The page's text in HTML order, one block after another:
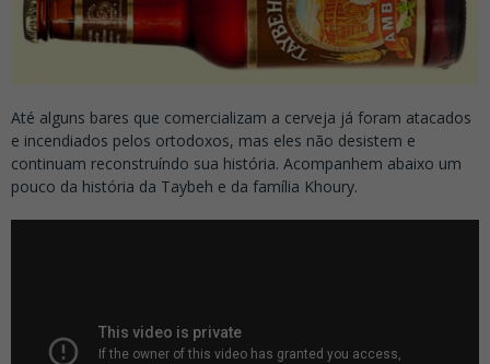
Até alguns bares que comercializam a cerveja já foram atacados
e incendiados pelos ortodoxos, mas eles não desistem e
continuam reconstruíndo sua história. Acompanhem abaixo um
pouco da história da Taybeh e da família Khoury.